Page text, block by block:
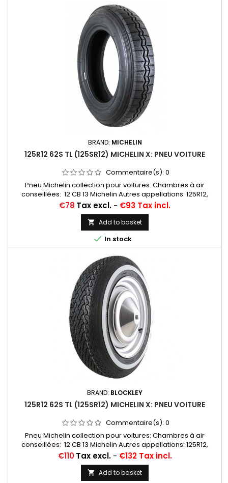
BRAND: MICHELIN
125R12 62S TL (125SR12) MICHELIN X: PNEU VOITURE
Commentaire(s): 0
Pneu Michelin collection pour voitures: Chambres à air
conseillées: 12 CB 13 Michelin Autres appellations: 125R12,
125/80R12, 125-12, 125X12, 125/80-12, 125/80X12, 125-305,
125X305, 125/12, 125 12
Price
€78 Tax excl. - €93 Tax incl.
 Add to basket
 In stock
BRAND: BLOCKLEY
125R12 62S TL (125SR12) MICHELIN X: PNEU VOITURE
Commentaire(s): 0
Pneu Michelin collection pour voitures: Chambres à air
conseillées: 12 CB 13 Michelin Autres appellations: 125R12,
125/80R12, 125-12, 125X12, 125/80-12, 125/80X12, 125-305,
125X305, 125/12, 125 12
Price
€110 Tax excl.- €132 Tax incl.
 Add to basket